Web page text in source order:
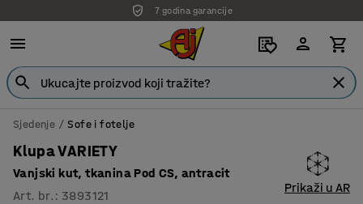
7 godina garancije
Sjedenje Sofe i fotelje
Klupa VARIETY
Vanjski kut, tkanina Pod CS, antracit
Art. br. : 3893121
Prikaži u AR